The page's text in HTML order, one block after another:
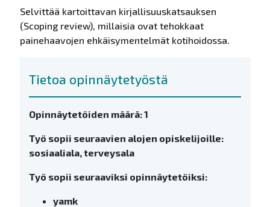
Selvittää kartoittavan kirjallisuuskatsauksen
(Scoping review), millaisia ovat tehokkaat
painehaavojen ehkäisymentelmät kotihoidossa.
Tietoa opinnäytetyöstä
Opinnäytetöiden määrä: 1
Työ sopii seuraavien alojen opiskelijoille:
sosiaaliala, terveysala
Työ sopii seuraaviksi opinnäytetöiksi:
yamk